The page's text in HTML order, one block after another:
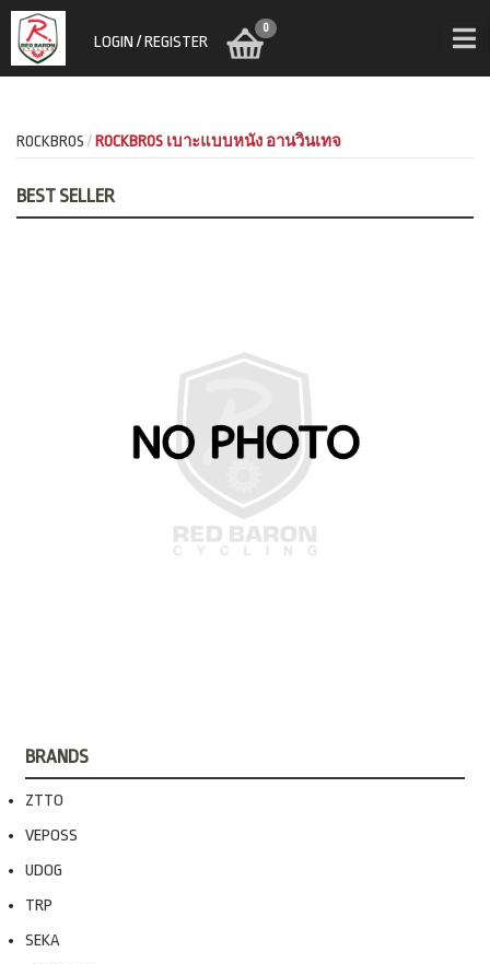
LOGIN / REGISTER
0
ROCKBROS ROCKBROS เบาะแบบหนัง อานวินเทจ
BRANDS
ZTTO
VEPOSS
UDOG
TRP
SEKA
BEST SELLER